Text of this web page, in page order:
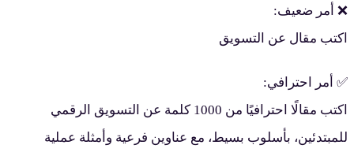
أمر ضعيف:
مقال عن التسويق
أمر احترافي:
اكتب مقالًا احترافيًا من 1000 كلمة عن التسويق الرقمي
بأسلوب بسيط، مع عناوين فرعية وأمثلة عملية